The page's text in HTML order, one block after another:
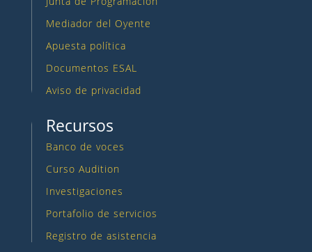
Mediador del Oyente
Apuesta política
Documentos ESAL
Aviso de privacidad
Recursos
Banco de voces
Curso Audition
Investigaciones
Portafolio de servicios
Registro de asistencia